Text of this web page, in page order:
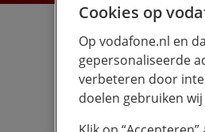
Cookies op
Op vodafone.nl en
gepersonaliseerde
verbeteren door
doelen gebruiken